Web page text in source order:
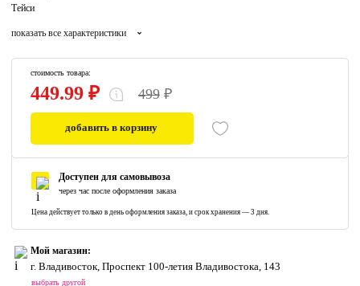
Тейси
показать все характеристики
стоимость товара:
449.99 ₽ 499 ₽
добавить в корзину
0
Доступен для самовывоза
через час после оформления заказа
Цена действует только в день оформления заказа, и срок хранения — 3 дня.
Мой магазин:
г. Владивосток, Проспект 100-летия Владивостока, 143
выбрать другой